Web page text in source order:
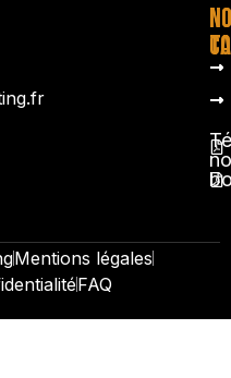
Mentions légales
FAQ